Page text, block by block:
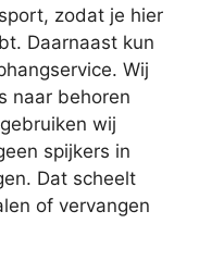
zodat je hier
Daarnaast kun
Wij
naar behoren
wij
spijkers in
Dat scheelt
of vervangen